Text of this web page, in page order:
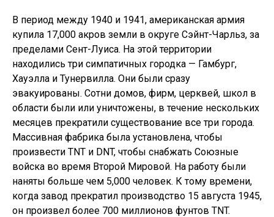
В период между 1940 и 1941, американская армия
купила 17,000 акров земли в округе Сэйнт-Чарльз, за
пределами Сент-Луиса. На этой территории
находились три симпатичных городка — Гамбург,
Хауэлла и Тунервилла. Они были сразу
эвакуированы. Сотни домов, фирм, церквей, школ в
области были или уничтожены, в течение нескольких
месяцев прекратили существование все три города.
Массивная фабрика была установлена, чтобы
произвести TNT и DNT, чтобы снабжать Союзные
войска во время Второй Мировой. На работу были
наняты больше чем 5,000 человек. К тому времени,
когда завод прекратил производство 15 августа 1945,
он произвел более 700 миллионов фунтов TNT.